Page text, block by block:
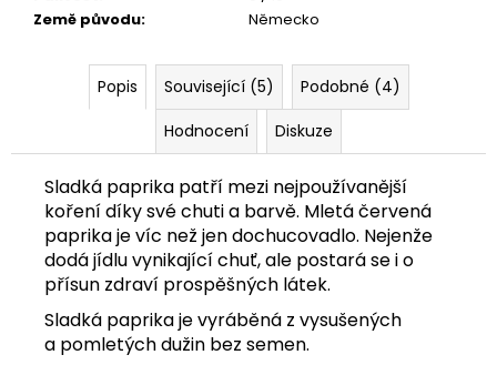
Země původu: Německo
Popis Související (5)
Podobné (4)
Hodnocení
Diskuze
Sladká paprika patří mezi nejpoužívanější
koření díky své chuti a barvě. Mletá červená
paprika je víc než jen dochucovadlo. Nejenže
dodá jídlu vynikající chuť, ale postará se i o
přísun zdraví prospěšných látek.
Sladká paprika je vyráběná z vysušených
a pomletých dužin bez semen.
(MORUGA
SCORPION
CAROLINA
ČERVENÁ
KLÍČENKA
739
Kč